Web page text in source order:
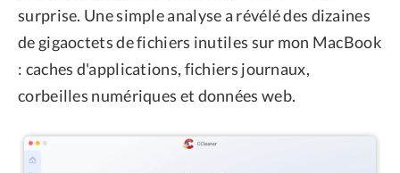
surprise. Une simple analyse a révélé des dizaines
de gigaoctets de fichiers inutiles sur mon MacBook
: caches d'applications, fichiers journaux,
corbeilles numériques et données web.